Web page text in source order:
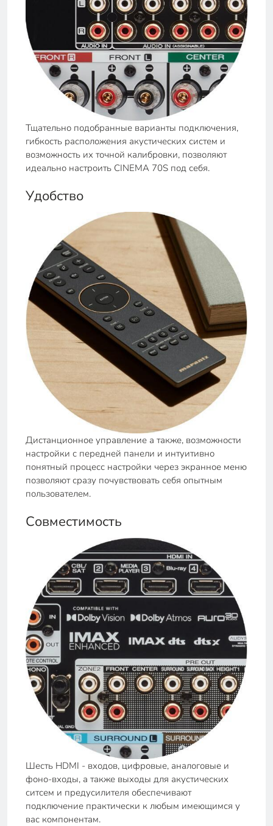
Тщательно подобранные варианты подключения,
гибкость расположения акустических систем и
возможность их точной калибровки, позволяют
идеально настроить CINEMA 70S под себя.
Удобство
Дистанционное управление а также, возможности
настройки с передней панели и интуитивно
понятный процесс настройки через экранное меню
позволяют сразу почувствовать себя опытным
пользователем.
Совместимость
Шесть HDMI - входов, цифровые, аналоговые и
фоно-входы, а также выходы для акустических
ситсем и предусилителя обеспечивают
подключение практически к любым имеющимся у
вас компонентам.